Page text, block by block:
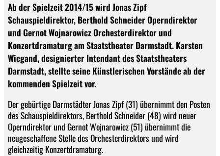
Ab der Spielzeit 2014/15 wird Jonas Zipf
Schauspieldirektor, Berthold Schneider Operndirektor
und Gernot Wojnarowicz Orchesterdirektor und
Konzertdramaturg am Staatstheater Darmstadt. Karsten
Wiegand, designierter Intendant des Staatstheaters
Darmstadt, stellte seine Künstlerischen Vorstände ab der
kommenden Spielzeit vor.
Der gebürtige Darmstädter Jonas Zipf (31) übernimmt den Posten
des Schauspieldirektors, Berthold Schneider (48) wird neuer
Operndirektor und Gernot Wojnarowicz (51) übernimmt die
neugeschaffene Stelle des Orchesterdirektors und wird
gleichzeitig Konzertdramaturg.